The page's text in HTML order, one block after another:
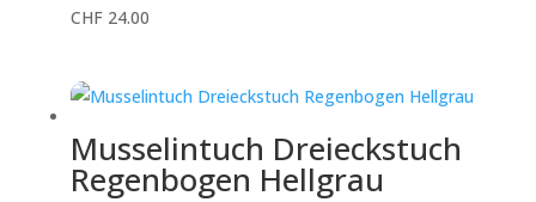
CHF24.00
Musselintuch Dreieckstuch
Regenbogen Hellgrau